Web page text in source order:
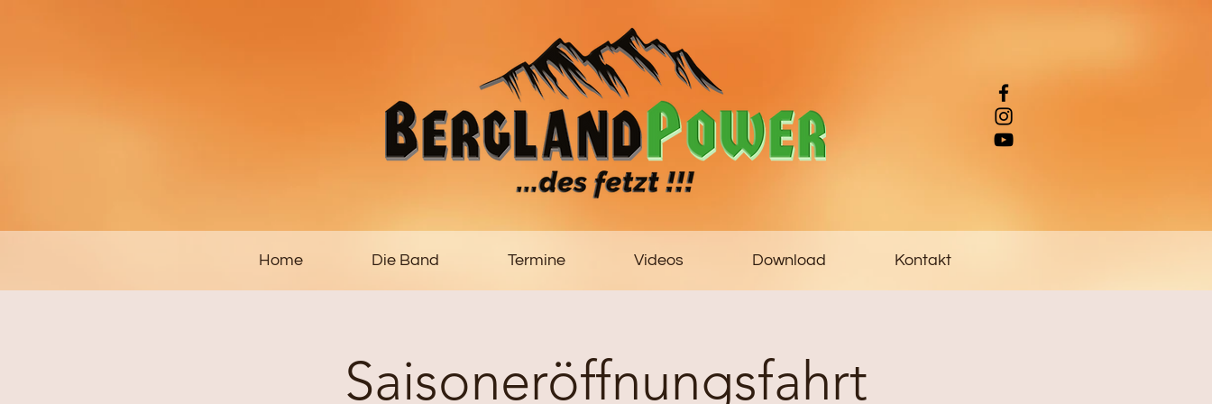
Home Die Band Termine Videos Download Kontakt
Saisoneröffnungsfahrt